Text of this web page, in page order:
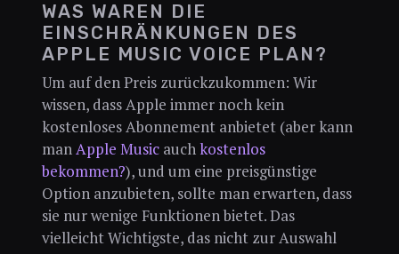
WAS WAREN DIE
EINSCHRÄNKUNGEN DES
APPLE MUSIC VOICE PLAN?
Um auf den Preis zurückzukommen: Wir
wissen, dass Apple immer noch kein
kostenloses Abonnement anbietet (aber kann
man Apple Musicauch kostenlos
bekommen?), und um eine preisgünstige
Option anzubieten, sollte man erwarten, dass
sie nur wenige Funktionen bietet. Das
vielleicht Wichtigste, das nicht zur Auswahl